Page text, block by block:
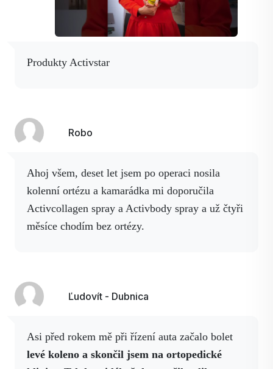
Produkty Activstar
Robo
Ahoj všem, deset let jsem po operaci nosila
kolenní ortézu a kamarádka mi doporučila
Activcollagen spray a Activbody spray a už čtyři
měsíce chodím bez ortézy.
Ľudovít - Dubnica
Asi před rokem mě při řízení auta začalo bolet
levé koleno a skončil jsem na ortopedické